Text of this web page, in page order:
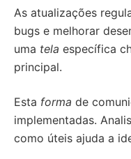
As atualizações
bugs e melhorar
uma tela específica
principal.
Esta forma de
implementadas.
como úteis ajuda a